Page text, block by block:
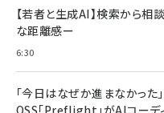
【若者と生成AI】検索から相
な距離感ー
6:30
「今日はなぜか進まなかった
OSS「Preflight」がAIコーデ